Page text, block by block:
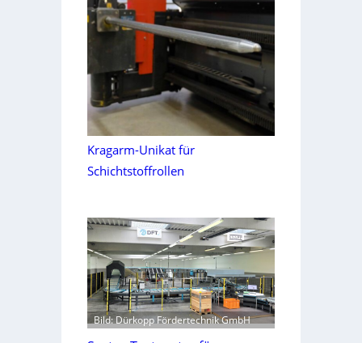
Kragarm-Unikat für
Schichtstoffrollen
Bild: Dürkopp Fördertechnik GmbH